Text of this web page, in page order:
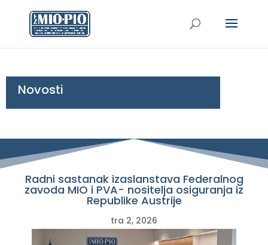
Novosti
Radni sastanak izaslanstava Federalnog
zavoda MIO i PVA- nositelja osiguranja iz
Republike Austrije
tra 2, 2026